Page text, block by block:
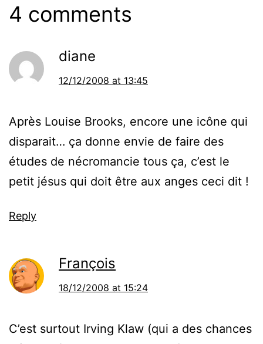
4 comments
diane
12/12/2008 at 13:45
Après Louise Brooks, encore une icône qui
disparait… ça donne envie de faire des
études de nécromancie tous ça, c’est le
petit jésus qui doit être aux anges ceci dit !
Reply
François
18/12/2008 at 15:24
C’est surtout Irving Klaw (qui a des chances